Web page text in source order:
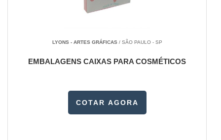
LYONS - ARTES GRÁFICAS/ SÃO PAULO - SP
EMBALAGENS CAIXAS PARA COSMÉTICOS
COTAR AGORA